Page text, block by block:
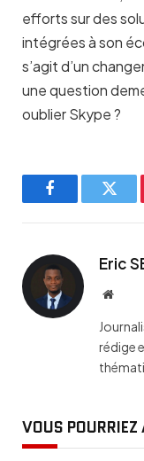
efforts sur des
intégrées à son
s’agit d’un
une question
oublier Skype ?
Facebook
Eric
rédige
VOUS POURRIEZ